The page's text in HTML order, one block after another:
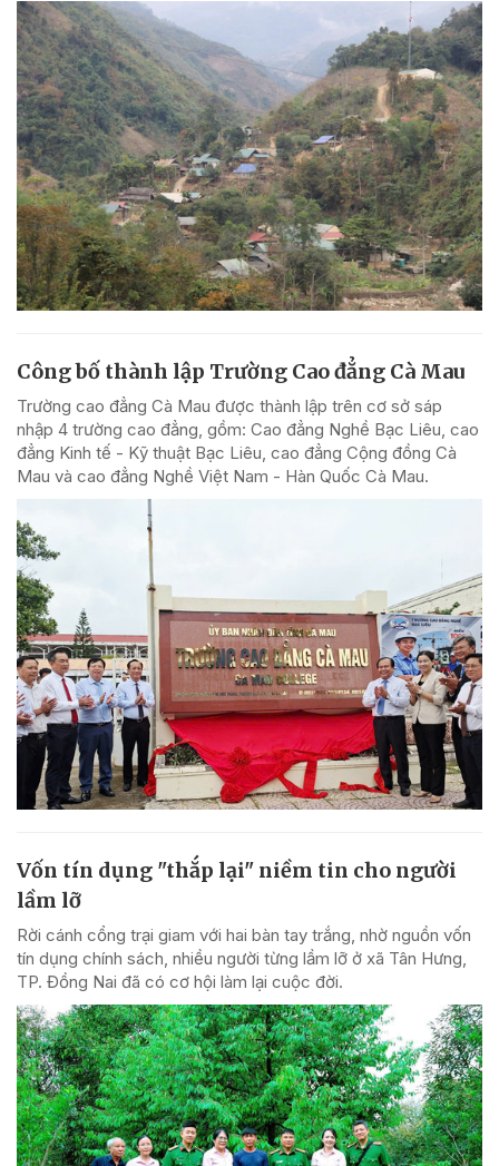
Công bố thành lập Trường Cao đẳng Cà Mau
Trường cao đẳng Cà Mau được thành lập trên cơ sở sáp
nhập 4 trường cao đẳng, gồm: Cao đẳng Nghề Bạc Liêu, cao
đẳng Kinh tế - Kỹ thuật Bạc Liêu, cao đẳng Cộng đồng Cà
Mau và cao đẳng Nghề Việt Nam - Hàn Quốc Cà Mau.
Vốn tín dụng "thắp lại" niềm tin cho người
lầm lỡ
Rời cánh cổng trại giam với hai bàn tay trắng, nhờ nguồn vốn
tín dụng chính sách, nhiều người từng lầm lỡ ở xã Tân Hưng,
TP. Đồng Nai đã có cơ hội làm lại cuộc đời.